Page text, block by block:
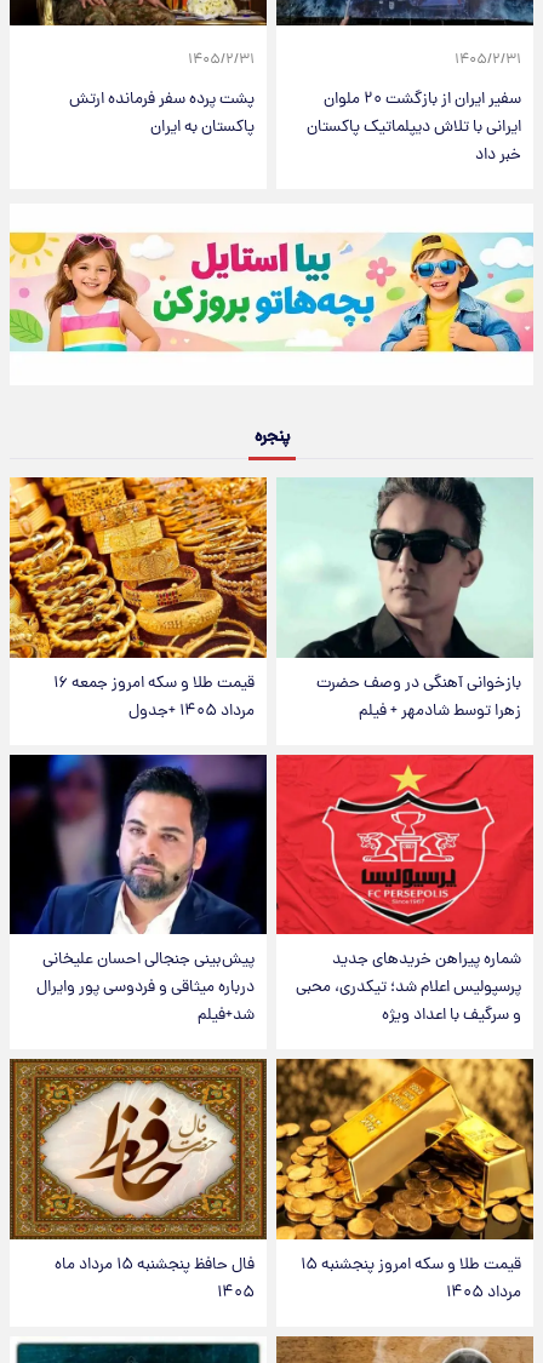
۱۴۰۵/۲/۳۱
سفیر ایران از بازگشت ۲۰ ملوان
ایرانی با تلاش دیپلماتیک پاکستان
خبر داد
۱۴۰۵/۲/۳۱
پشت پرده سفر فرمانده ارتش
پاکستان به ایران
پنجره
بازخوانی آهنگی در وصف حضرت
زهرا توسط شادمهر + فیلم
قیمت طلا و سکه امروز جمعه ۱۶
مرداد ۱۴۰۵ +جدول
شماره پیراهن خریدهای جدید
پرسپولیس اعلام شد؛ تیکدری، محبی
و سرگیف با اعداد ویژه
پیش‌بینی جنجالی احسان علیخانی
درباره میثاقی و فردوسی پور وایرال
شد+فیلم
قیمت طلا و سکه امروز پنجشنبه ۱۵
مرداد ۱۴۰۵
فال حافظ پنجشنبه ۱۵ مرداد ماه
۱۴۰۵